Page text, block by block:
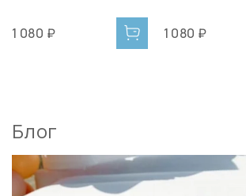
1 080 ₽ 1 080 ₽
Блог